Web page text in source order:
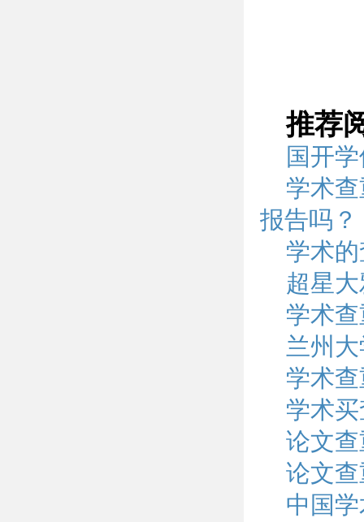
推荐
国开
学术
报告吗？
学术
超星
学术
兰州
学术
学术
论文
论文
中国